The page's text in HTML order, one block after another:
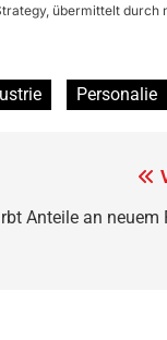
übermittelt durch
Personalie
Anteile an neuem